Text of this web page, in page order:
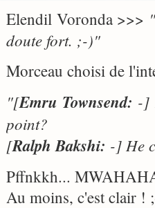
Elendil Voronda >>> "
doute fort. ;-)"
Morceau choisi de
"[Emru Townsend: -]
point?
[Ralph Bakshi: -] He
Pffnkkh...
Au moins, c'est clair !